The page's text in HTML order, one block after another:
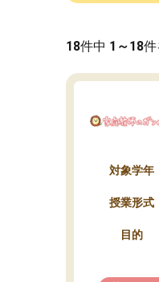
18件中 1～18
対象学年
授業形式
目的